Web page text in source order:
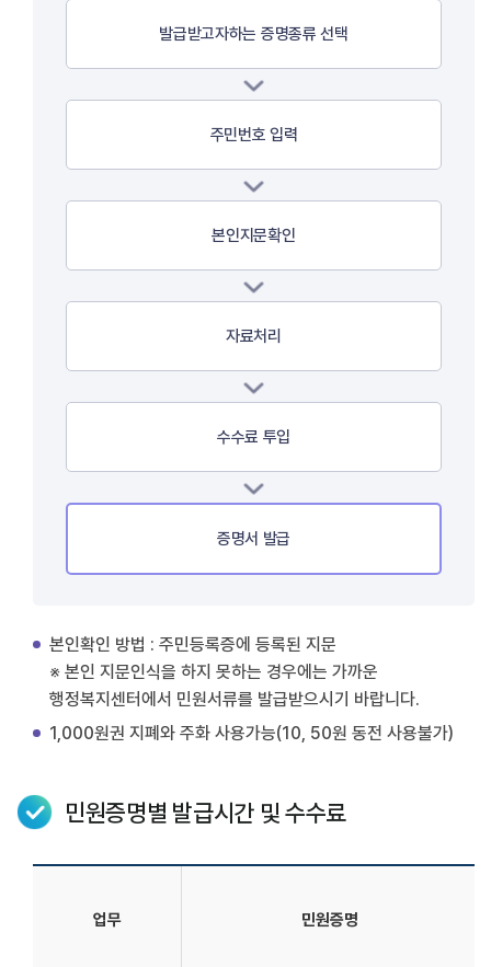
발급받고자하는 증명종류 선택
주민번호 입력
본인지문확인
자료처리
수수료 투입
증명서 발급
본인확인 방법 : 주민등록증에 등록된 지문
※ 본인 지문인식을 하지 못하는 경우에는 가까운
행정복지센터에서 민원서류를 발급받으시기 바랍니다.
1,000원권 지폐와 주화 사용가능(10, 50원 동전 사용불가)
민원증명별 발급시간 및 수수료
업무 민원증명